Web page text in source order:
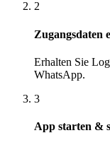
2
Zugangsdaten
Erhalten Sie
WhatsApp.
3
App starten &